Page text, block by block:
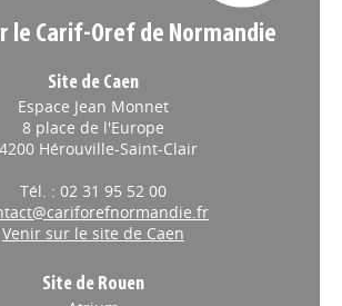
le Carif-Oref de Normandie
Site de Caen
Espace Jean Monnet
8 place de l'Europe
Hérouville-Saint-Clair
Tél. : 02 31 95 52 00
Venir sur le site de Caen
Site de Rouen